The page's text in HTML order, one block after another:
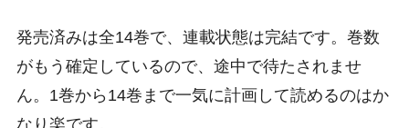
発売済みは全14巻で、連載状態は完結です。巻数
がもう確定しているので、途中で待たされませ
ん。1巻から14巻まで一気に計画して読めるのはか
なり楽です。